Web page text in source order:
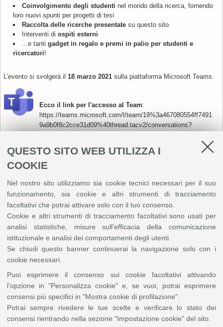
QUESTO SITO WEB UTILIZZA I
COOKIE
Nel nostro sito utilizziamo sia cookie tecnici necessari per il suo
funzionamento, sia cookie e altri strumenti di tracciamento
facoltativi che potrai attivare solo con il tuo consenso.
Cookie e altri strumenti di tracciamento facoltativi sono usati per
analisi statistiche, misure sull'efficacia della comunicazione
istituzionale e analisi dei comportamenti degli utenti.
Se chiudi questo banner continuerai la navigazione solo con i
cookie necessari.
Puoi esprimere il consenso sui cookie facoltativi attivando
l'opzione in "Personalizza cookie" e, se vuoi, potrai esprimere
consensi più specifici in "Mostra cookie di profilazione".
Potrai sempre rivedere le tue scelte e verificare lo stato dei
consensi rientrando nella sezione "Impostazione cookie" del sito.
Coinvolgimento degli studenti nel mondo della ricerca, fornendo
loro nuovi spunti per progetti di tesi
Raccolta delle ricerche presentatesu questo sito
Interventi di ospiti esterni
...e tanti gadget in regalo e premi in palio per studenti e
ricercatori!
L'evento si svolgerà il 18 marzo 2021 sulla piattaforma Microsoft Teams.
Ecco il link per l'accesso al Team:
https://teams.microsoft.com/l/team/19%3a467080554ff7491
9a9b0f8c2cce31d09%40thread.tacv2/conversations?
La riunione verrà avviata alle ore 8:30, con inizio evento alle 8:45
Accedi il prima possibile, il Team accetta fino a 300 partecipanti, superati
questi, potrai seguire l'evento dalla diretta FB sulla pagina:
https://www.facebook.com/ivsabologna . Ma non potrai partecipare al
Quiz Kahoot e interagire con i relatori.